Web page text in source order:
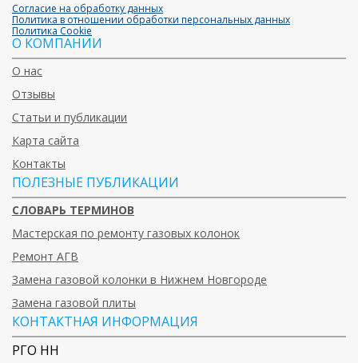
Согласие на обработку данных
Политика в отношении обработки персональных данных
Политика Cookie
О КОМПАНИИ
О нас
Отзывы
Статьи и публикации
Карта сайта
Контакты
ПОЛЕЗНЫЕ ПУБЛИКАЦИИ
СЛОВАРЬ ТЕРМИНОВ
Мастерская по ремонту газовых колонок
Ремонт АГВ
Замена газовой колонки в Нижнем Новгороде
Замена газовой плиты
КОНТАКТНАЯ ИНФОРМАЦИЯ
РГО НН